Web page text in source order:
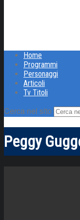
Home
Programmi
Personaggi
Articoli
Tv Titoli
Cerca nel sito
Peggy